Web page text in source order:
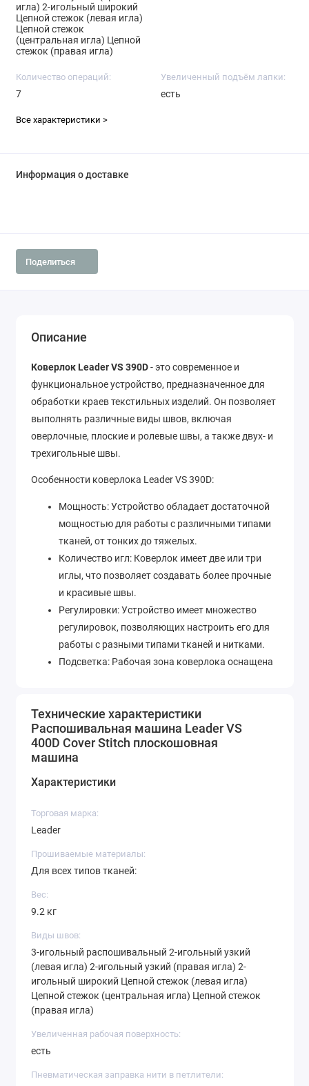
игла) 2-игольный широкий
Цепной стежок (левая игла)
Цепной стежок
(центральная игла) Цепной
стежок (правая игла)
Количество операций:
7
Увеличенный подъём лапки:
есть
Все характеристики >
Информация о доставке
Поделиться
Описание
Коверлок Leader VS 390D- это современное и
функциональное устройство, предназначенное для
обработки краев текстильных изделий. Он позволяет
выполнять различные виды швов, включая
оверлочные, плоские и ролевые швы, а также двух- и
трехигольные швы.
Особенности коверлока Leader VS 390D:
Мощность: Устройство обладает достаточной
мощностью для работы с различными типами
тканей, от тонких до тяжелых.
Количество игл: Коверлок имеет две или три
иглы, что позволяет создавать более прочные
и красивые швы.
Регулировки: Устройство имеет множество
регулировок, позволяющих настроить его для
работы с разными типами тканей и нитками.
Подсветка: Рабочая зона коверлока оснащена
Автоматическое натяжение нитей: Коверлок
оснащен функцией автоматического
натяжения нитей, что упрощает процесс шитья.
Дифференциальный транспортер: Устройство
имеет дифференциальный транспортер,
эффекты на ткани (например, собирать или
растягивать ткань).
Встроенный нож для обрезки нити: Коверлок
оборудован встроенным ножом для обрезки
Технические характеристики
Распошивальная машина Leader VS
400D Cover Stitch плоскошовная
машина
Характеристики
Торговая марка:
Leader
Прошиваемые материалы:
Для всех типов тканей:
Вес:
9.2 кг
Виды швов:
3-игольный распошивальный 2-игольный узкий
(левая игла) 2-игольный узкий (правая игла) 2-
игольный широкий Цепной стежок (левая игла)
Цепной стежок (центральная игла) Цепной стежок
(правая игла)
Увеличенная рабочая поверхность:
есть
Пневматическая заправка нити в петлители: